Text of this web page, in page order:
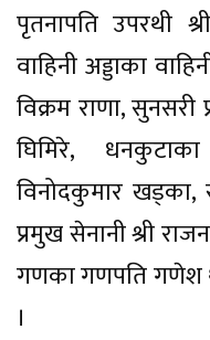
पृतनापति उपरथी
वाहिनी अड्डाका
विक्रम राणा,
घिमिरे,
विनोदकुमार
प्रमुख सेनानी श्री
गणका गणपति गणेश
।